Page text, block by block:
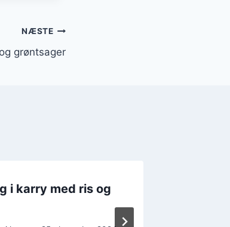
NÆSTE
grøntsager
i karry med ris og